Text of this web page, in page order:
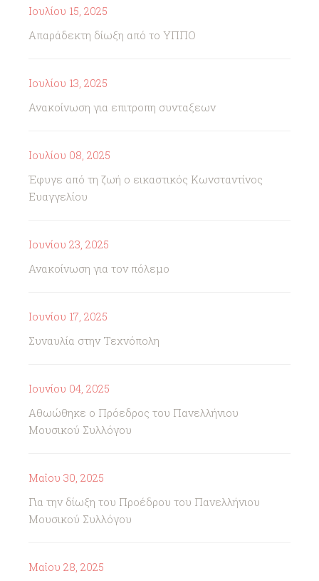
Ιουλίου 15, 2025
Απαράδεκτη δίωξη από το ΥΠΠΟ
Ιουλίου 13, 2025
Ανακοίνωση για επιτροπη συνταξεων
Ιουλίου 08, 2025
Έφυγε από τη ζωή ο εικαστικός Κωνσταντίνος
Ευαγγελίου
Ιουνίου 23, 2025
Ανακοίνωση για τον πόλεμο
Ιουνίου 17, 2025
Συναυλία στην Τεχνόπολη
Ιουνίου 04, 2025
Αθωώθηκε ο Πρόεδρος του Πανελλήνιου
Μουσικού Συλλόγου
Μαΐου 30, 2025
Για την δίωξη του Προέδρου του Πανελλήνιου
Μουσικού Συλλόγου
Μαΐου 28, 2025